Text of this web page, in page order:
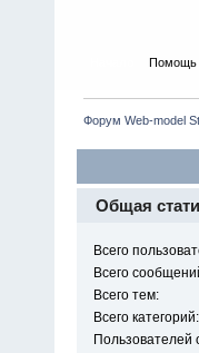
Помощь
Форум Web-model
Общая
Всего
Всего
Всего тем:
Всего категорий:
Пользователей